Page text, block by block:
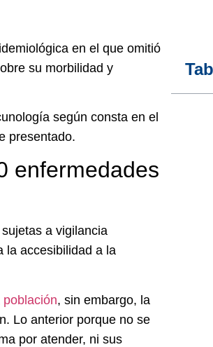
en el que omitió
su morbilidad y
según consta en el
presentado.
enfermedades
a vigilancia
la accesibilidad a la
, sin embargo, la
Lo anterior porque no se
por atender, ni sus